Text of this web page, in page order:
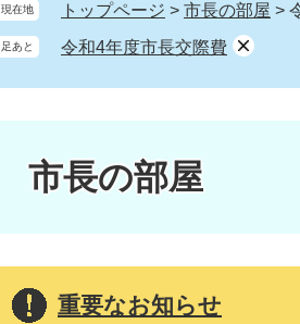
現在地 トップページ > 市長の部屋 >
足あと 令和4年度市長交際費
市長の部屋
重要なお知らせ